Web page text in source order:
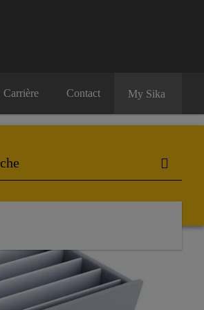
Carrière Contact My Sika